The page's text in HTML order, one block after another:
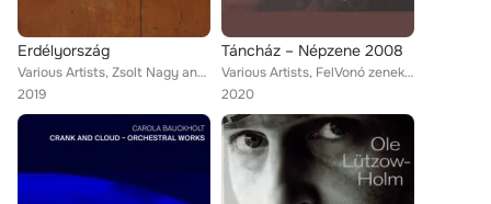
Erdélyország
Various Artists, Zsolt Nagy and Albert Mohácsy and András Vavrinecz and Marianna Majorosi and Zoltán Porteleki, Zsolt Nagy and A...
2019
Táncház – Népzene 2008
Various Artists, FelVonó zenekar, BaHorKa és a Hírös zenekar, Éva Takács, Csevergő énekegyüttes, Nóri Kovács, Fondor Műhely, Sut...
2020